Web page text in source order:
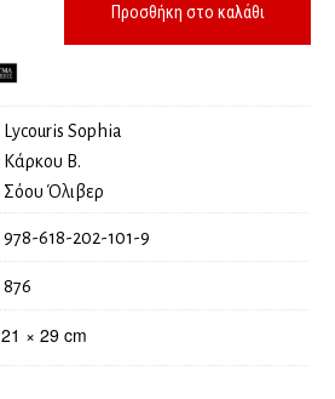
54,00 €.
Προσθήκη στο καλάθι
21 × 29 cm
Lycouris Sophia
Κάρκου Β.
Σόου Όλιβερ
978-618-202-101-9
876